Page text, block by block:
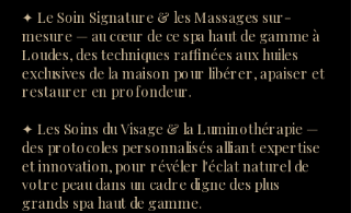
✦ Le Soin Signature & les Massages sur-
mesure — au cœur de ce spa haut de gamme à
Loudes, des techniques raffinées aux huiles
exclusives de la maison pour libérer, apaiser et
restaurer en profondeur.
✦ Les Soins du Visage & la Luminothérapie —
des protocoles personnalisés alliant expertise
et innovation, pour révéler l'éclat naturel de
votre peau dans un cadre digne des plus
grands spa haut de gamme.